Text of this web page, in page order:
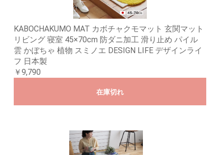
KABOCHAKUMO MAT カボチャクモマット 玄関マット
リビング 寝室 45×70cm 防ダニ加工 滑り止め パイル
雲 かぼちゃ 植物 スミノエ DESIGN LIFE デザインライ
フ 日本製
￥9,790
在庫切れ